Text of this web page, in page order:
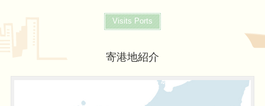
Visits Ports
寄港地紹介